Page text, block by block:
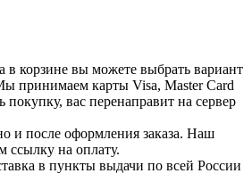
в корзине вы можете выбрать вариант
принимаем карты Visa, Master Card
вас перенаправит на сервер
и после оформления заказа. Наш
ссылку на оплату.
в пункты выдачи по всей России